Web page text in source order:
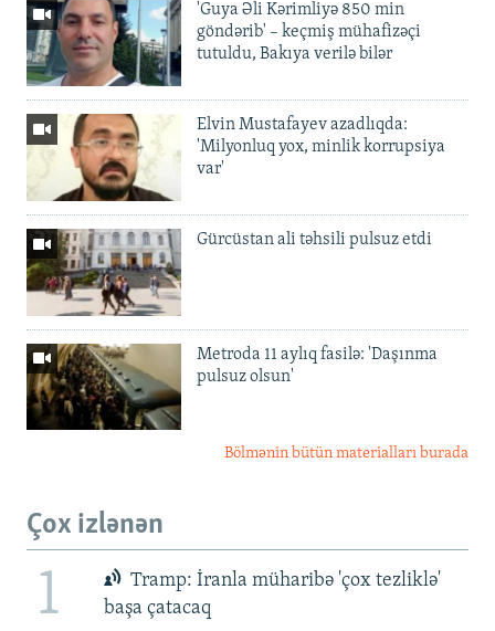
'Guya Əli Kərimliyə 850 min
göndərib' – keçmiş mühafizəçi
tutuldu, Bakıya verilə bilər
Elvin Mustafayev azadlıqda:
'Milyonluq yox, minlik korrupsiya
var'
Gürcüstan ali təhsili pulsuz etdi
Metroda 11 aylıq fasilə: 'Daşınma
pulsuz olsun'
Bölmənin bütün materialları burada
Çox izlənən
1
Tramp: İranla müharibə 'çox tezliklə'
başa çatacaq